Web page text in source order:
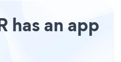
has an app